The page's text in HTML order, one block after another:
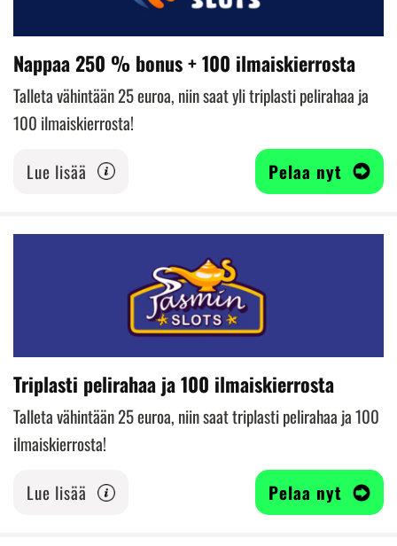
Nappaa 250 % bonus + 100 ilmaiskierrosta
Talleta vähintään 25 euroa, niin saat yli triplasti pelirahaa ja
100 ilmaiskierrosta!
Lue lisää
Pelaa nyt
Triplasti pelirahaa ja 100 ilmaiskierrosta
Talleta vähintään 25 euroa, niin saat triplasti pelirahaa ja 100
ilmaiskierrosta!
Lue lisää
Pelaa nyt